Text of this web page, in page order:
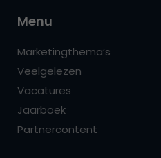
Menu
Marketingthema’s
Veelgelezen
Vacatures
Jaarboek
Partnercontent